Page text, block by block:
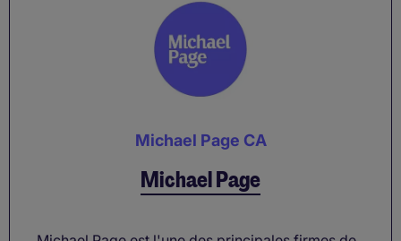
Michael Page CA
Michael Page